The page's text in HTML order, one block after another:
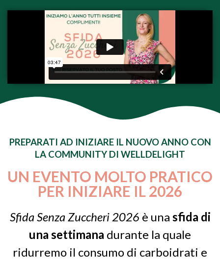
PREPARATI AD INIZIARE IL NUOVO ANNO CON
LA COMMUNITY DI WELLDELIGHT
UN EVENTO MOLTO PRATICO
PER INIZIARE IL 2026
Sfida Senza Zuccheri 2026 è una sfida di
una settimana durante la quale
ridurremo il consumo di carboidrati e